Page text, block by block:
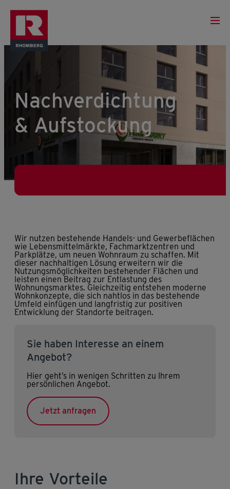
Nachverdichtung
& Aufstockung
Wir nutzen bestehende Handels- und Gewerbeflächen
wie Lebensmittelmärkte, Fachmarktzentren und
Parkplätze, um neuen Wohnraum zu schaffen. Mit
dieser nachhaltigen Lösung erweitern wir die
Nutzungsmöglichkeiten bestehender Flächen und
leisten einen Beitrag zur Entlastung des
Wohnungsmarktes. Gleichzeitig entstehen moderne
Wohnkonzepte, die sich nahtlos in das bestehende
Umfeld einfügen und langfristig zur positiven
Entwicklung der Standorte beitragen.
Sie haben Interesse an einem
Angebot?
Hier geht’s in wenigen Schritten zu Ihrem
persönlichen Angebot.
Jetzt anfragen
Ihre Vorteile